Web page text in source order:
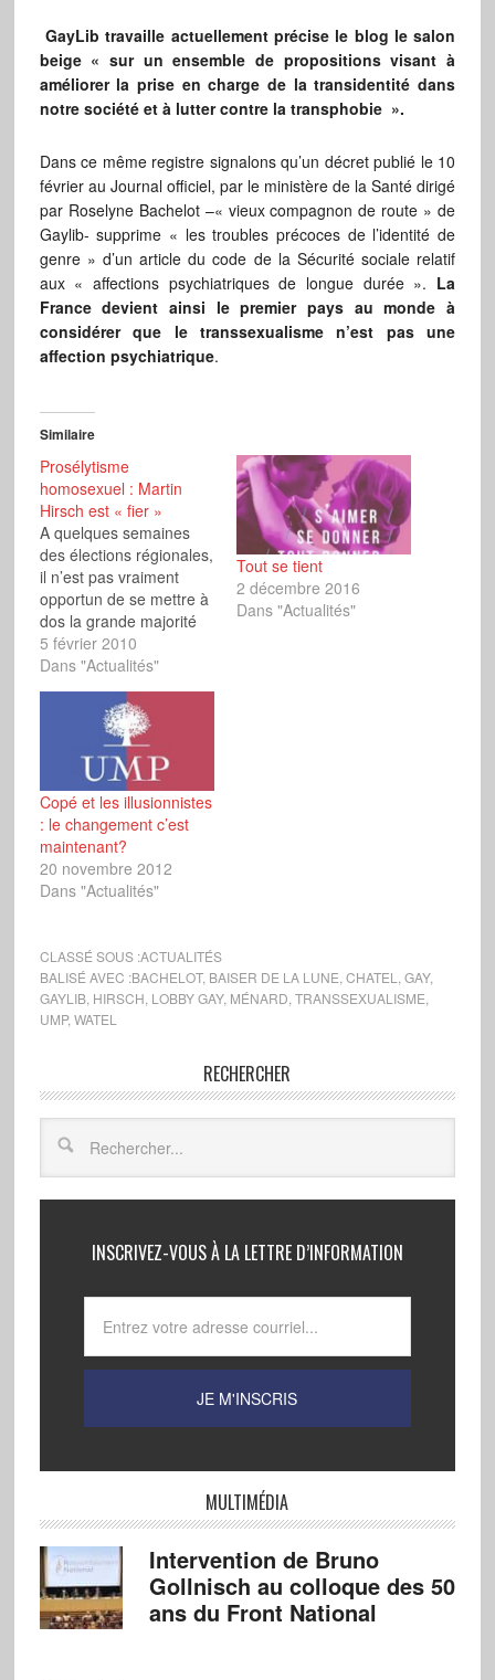
GayLib travaille actuellement précise le blog le salon
beige « sur un ensemble de propositions visant à
améliorer la prise en charge de la transidentité dans
notre société et à lutter contre la transphobie ».
Dans ce même registre signalons qu’un décret publié le 10
février au Journal officiel, par le ministère de la Santé dirigé
par Roselyne Bachelot –« vieux compagnon de route » de
Gaylib- supprime « les troubles précoces de l’identité de
genre » d’un article du code de la Sécurité sociale relatif
aux « affections psychiatriques de longue durée ». La
France devient ainsi le premier pays au monde à
considérer que le transsexualisme n’est pas une
affection psychiatrique.
Similaire
Prosélytisme
homosexuel : Martin
Hirsch est « fier »
A quelques semaines
des élections régionales,
il n’est pas vraiment
opportun de se mettre à
dos la grande majorité
des parents d’élève. Ce
qu’a bien compris le
ministre de l’Education
dite « nationale », Luc
Chatel qui a déclaré
finalement ne pas
souhaiter que soit diffusé
aux élèves de CM1…
5 février 2010
Dans "Actualités"
Tout se tient
2 décembre 2016
Dans "Actualités"
Copé et les illusionnistes
: le changement c’est
maintenant?
20 novembre 2012
Dans "Actualités"
CLASSÉ SOUS :ACTUALITÉS
BALISÉ AVEC :BACHELOT, BAISER DE LA LUNE CHATEL GAY,
GAYLIB, HIRSCH LOBBY GAY, MÉNARD TRANSSEXUALISME
UMP, WATEL
RECHERCHER
INSCRIVEZ-VOUS À LA LETTRE D’INFORMATION
MULTIMÉDIA
Intervention de Bruno
Gollnisch au colloque des 50
ans du Front National